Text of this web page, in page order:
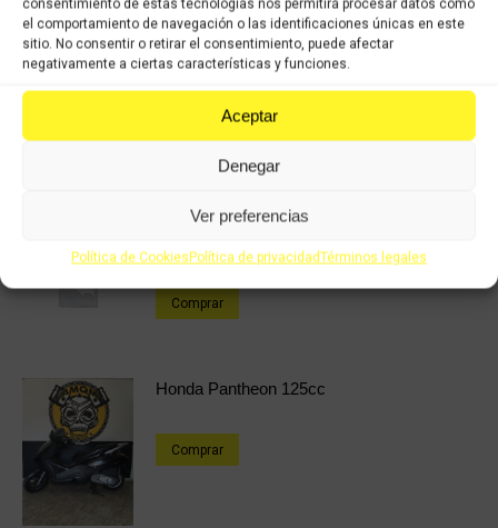
consentimiento de estas tecnologías nos permitirá procesar datos como
el comportamiento de navegación o las identificaciones únicas en este
sitio. No consentir o retirar el consentimiento, puede afectar
negativamente a ciertas características y funciones.
Aceptar
Denegar
Ver preferencias
Política de CookiesPolítica de privacidadTérminos legales
Share this product
Share
on
Share
on
Share
on
Share
on
LinkedIn
Productos relacionados
Comprar
Honda Pantheon 125cc
Comprar